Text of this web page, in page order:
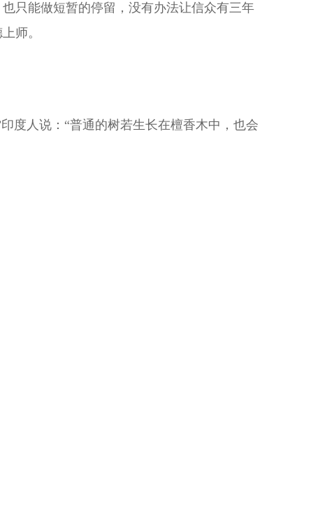
只能做短暂的停留，没有办法让信众有三年
师。
度人说：“普通的树若生长在檀香木中，也会